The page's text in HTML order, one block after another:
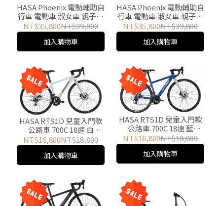
HASA Phoenix 電動輔助自
行車 電動車 淑女車 親子車
- 玫瑰金 (2026 New)
NT$35,800NT$39,800
加入購物車
HASA Phoenix 電動輔助自
行車 電動車 淑女車 親子車
- 白 (2026 New)
NT$35,800NT$39,800
加入購物車
HASA RTS1D 兒童入門款
公路車 700C 18速 白
(2026New)
NT$16,800NT$18,800
加入購物車
HASA RTS1D 兒童入門款
公路車 700C 18速 藍
(2026New)
NT$16,800NT$18,800
加入購物車